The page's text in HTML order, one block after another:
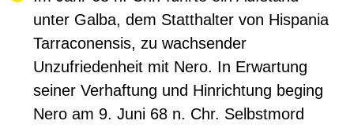
unter Galba, dem Statthalter von Hispania
Tarraconensis, zu wachsender
Unzufriedenheit mit Nero. In Erwartung
seiner Verhaftung und Hinrichtung beging
Nero am 9. Juni 68 n. Chr. Selbstmord